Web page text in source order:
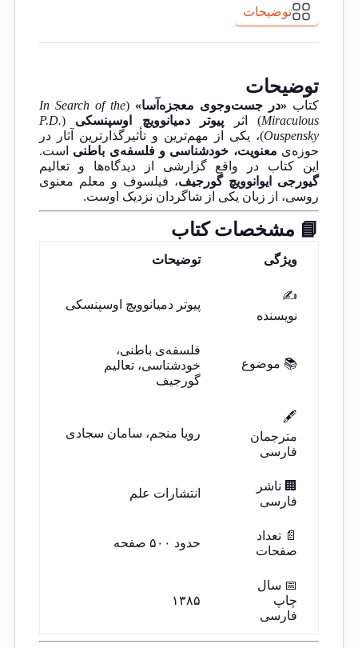
توضیحات
توضیحات
کتاب «در جست‌وجوی معجزه‌آسا» (
In Search of the
Miraculous) اثر پیوتر دمیانوویچ اوسپنسکی (
P.D.
Ouspensky)، یکی از مهم‌ترین و تأثیرگذارترین آثار در
حوزه‌ی معنویت، خودشناسی و فلسفه‌ی باطنی است.
این کتاب در واقع گزارشی از دیدگاه‌ها و تعالیم
گیورجی ایوانوویچ گورجیف، فیلسوف و معلم معنوی
روسی، از زبان یکی از شاگردان نزدیک اوست.
📘 مشخصات کتاب
ویژگی توضیحات
✍️
نویسنده
پیوتر دمیانوویچ اوسپنسکی
📚 موضوع
فلسفه‌ی باطنی،
خودشناسی، تعالیم
گورجیف
🖋️
مترجمان
فارسی
رویا منجم، سامان سجادی
🏢 ناشر
فارسی
انتشارات علم
📄 تعداد
صفحات
حدود ۵۰۰ صفحه
📅 سال
چاپ
فارسی
۱۳۸۵